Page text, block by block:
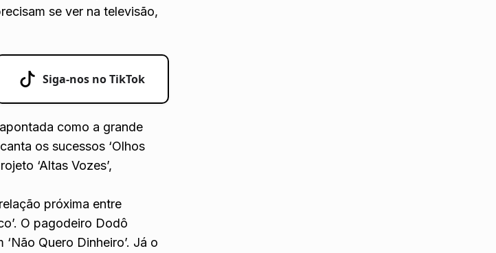
se ver na televisão,
Siga-nos no TikTok
como a grande
os sucessos ‘Olhos
‘Altas Vozes’,
próxima entre
O pagodeiro Dodô
Quero Dinheiro’. Já o